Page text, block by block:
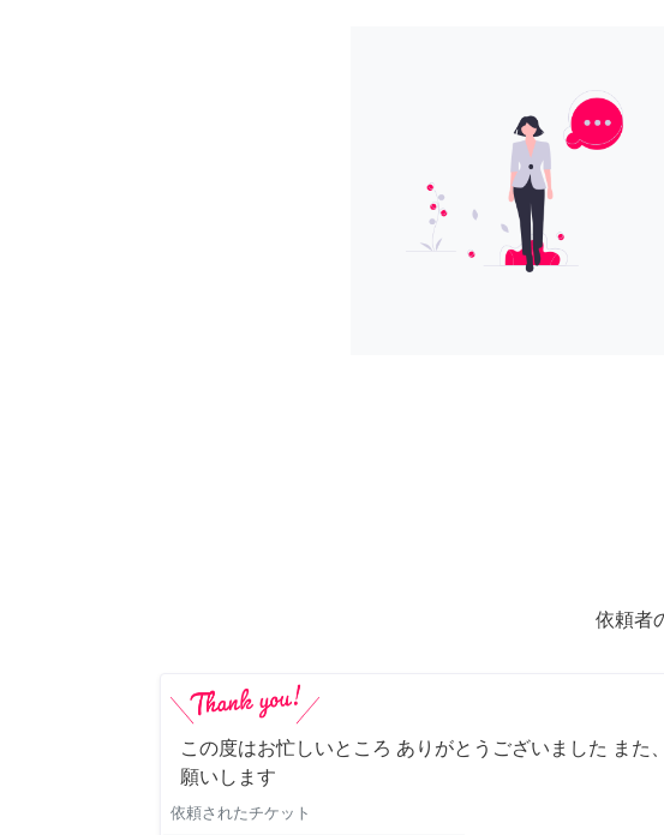
依頼者
この度はお忙しいところ ありがとうございました また
願いします
依頼されたチケット